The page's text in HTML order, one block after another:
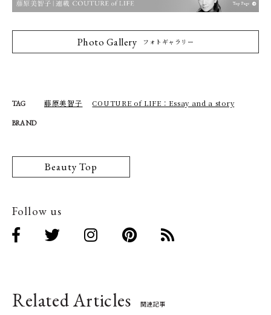
Photo Gallery フォトギャラリー
TAG 藤原美智子 COUTURE of LIFE：Essay and a story
BRAND
Beauty Top
Follow us
Related Articles 関連記事